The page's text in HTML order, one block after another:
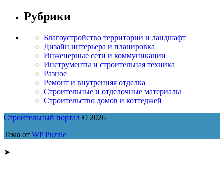
Рубрики
Благоустройство территории и ландшафт
Дизайн интерьера и планировка
Инженерные сети и коммуникации
Инструменты и строительная техника
Разное
Ремонт и внутренняя отделка
Строительные и отделочные материалы
Строительство домов и коттеджей
Строительный портал © 2026
Тема от WP Puzzle
➤